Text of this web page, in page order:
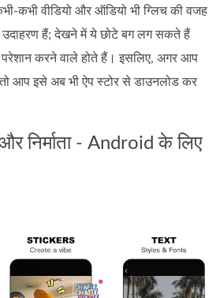
वीडियो और ऑडियो भी ग्लिच की वजह
हैं; देखने में ये छोटे बग लग सकते हैं
करने वाले होते हैं। इसलिए, अगर आप
आप इसे अब भी ऐप स्टोर से डाउनलोड कर
निर्माता - Android के लिए